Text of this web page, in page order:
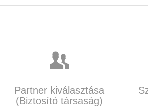
Partner kiválasztása
(Biztosító társaság)